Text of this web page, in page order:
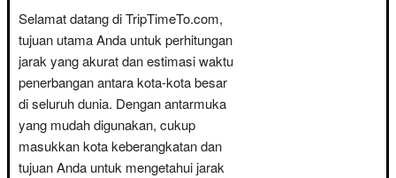
Selamat datang di TripTimeTo.com,
tujuan utama Anda untuk perhitungan
jarak yang akurat dan estimasi waktu
penerbangan antara kota-kota besar
di seluruh dunia. Dengan antarmuka
yang mudah digunakan, cukup
masukkan kota keberangkatan dan
tujuan Anda untuk mengetahui jarak